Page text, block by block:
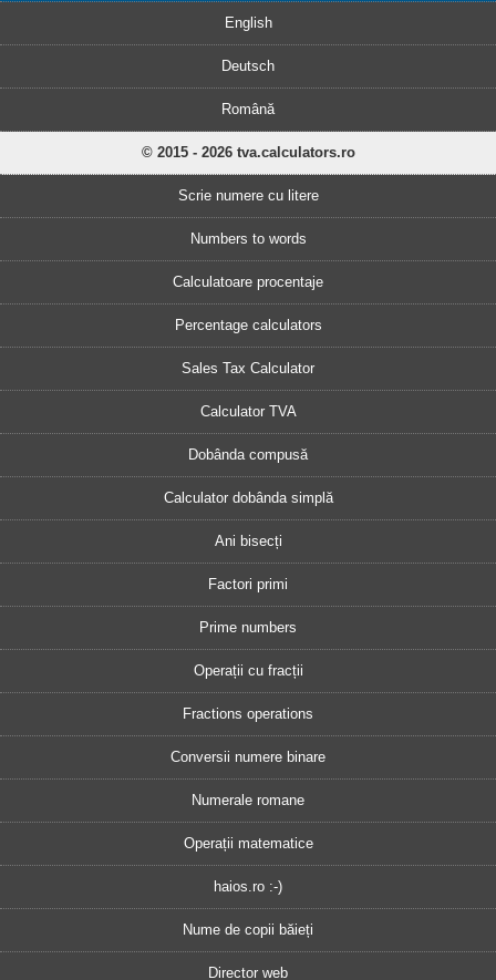
English
Deutsch
Română
© 2015 - 2026 tva.calculators.ro
Scrie numere cu litere
Numbers to words
Calculatoare procentaje
Percentage calculators
Sales Tax Calculator
Calculator TVA
Dobânda compusă
Calculator dobânda simplă
Ani bisecți
Factori primi
Prime numbers
Operații cu fracții
Fractions operations
Conversii numere binare
Numerale romane
Operații matematice
haios.ro :-)
Nume de copii băieți
Director web